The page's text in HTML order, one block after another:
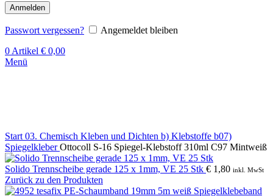
Anmelden
Passwort vergessen?
Angemeldet bleiben
0 Artikel € 0,00
Menü
Start 03. Chemisch Kleben und Dichten b) Klebstoffe b07)
SpiegelkleberOttocoll S-16 Spiegel-Klebstoff 310ml C97 Mintweiß
Solido Trennscheibe gerade 125 x 1mm, VE 25 Stk € 1,80 inkl. MwSt
Zurück zu den Produkten